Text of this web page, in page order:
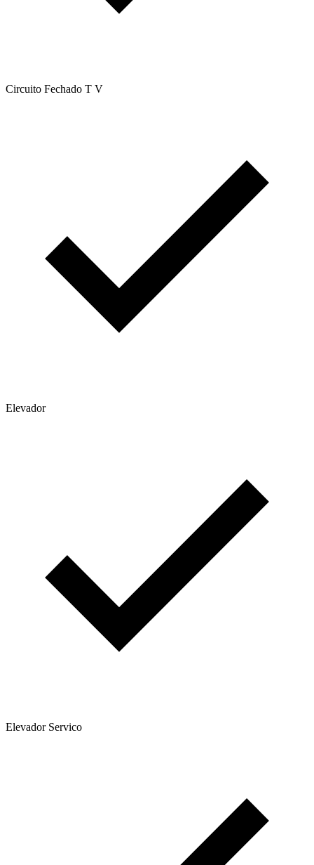
Circuito Fechado T V
Elevador
Elevador Servico